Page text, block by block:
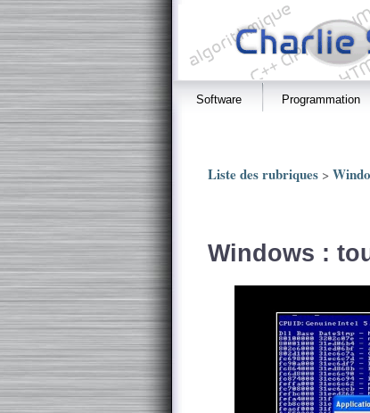
Software Programmation
Liste des rubriques >
Windows :